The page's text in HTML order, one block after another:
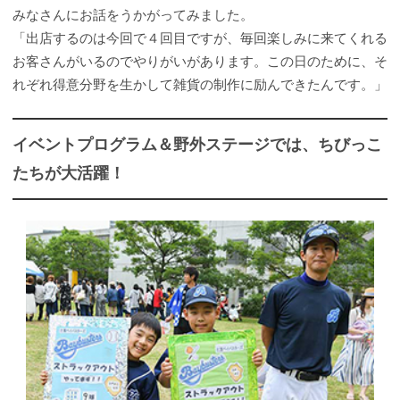
みなさんにお話をうかがってみました。
「出店するのは今回で４回目ですが、毎回楽しみに来てくれる
お客さんがいるのでやりがいがあります。この日のために、そ
れぞれ得意分野を生かして雑貨の制作に励んできたんです。」
イベントプログラム＆野外ステージでは、ちびっこ
たちが大活躍！